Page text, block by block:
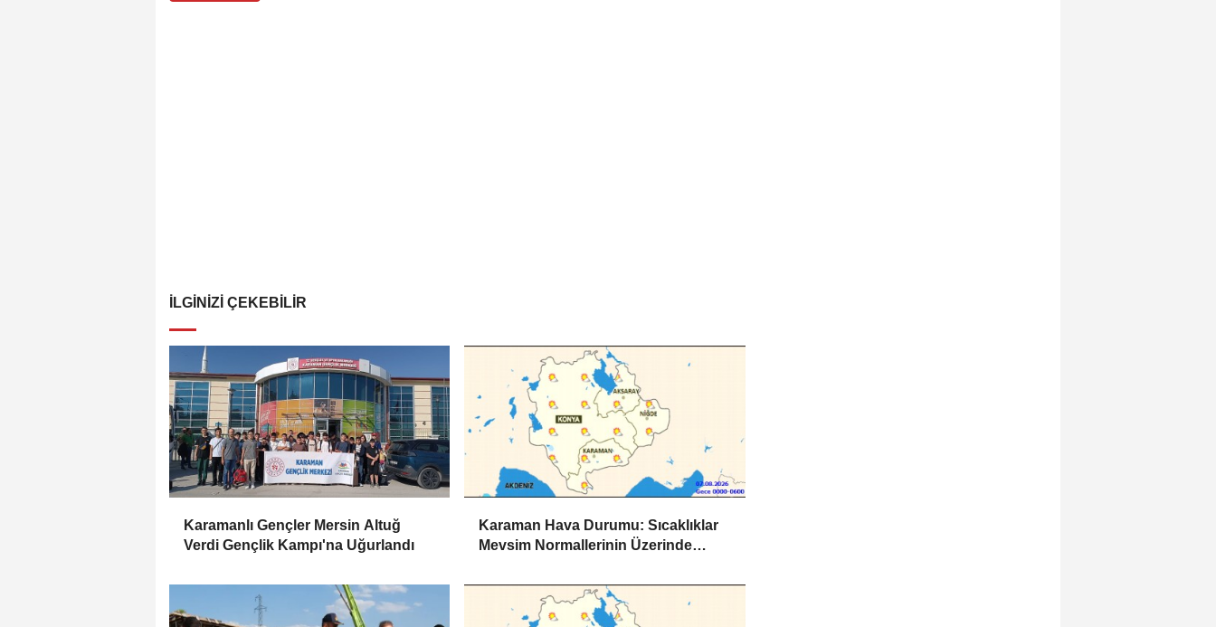
İLGINIZI ÇEKEBILIR
Karamanlı Gençler Mersin Altuğ
Verdi Gençlik Kampı'na Uğurlandı
Karaman Hava Durumu: Sıcaklıklar
Mevsim Normallerinin Üzerinde